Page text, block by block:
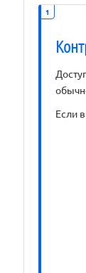
1
Если